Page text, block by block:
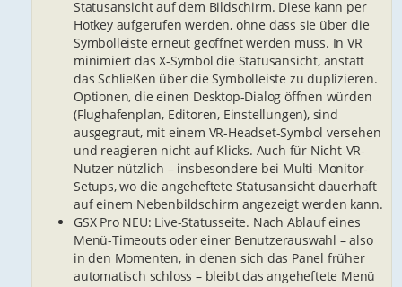
Statusansicht auf dem Bildschirm. Diese kann per
Hotkey aufgerufen werden, ohne dass sie über die
Symbolleiste erneut geöffnet werden muss. In VR
minimiert das X-Symbol die Statusansicht, anstatt
das Schließen über die Symbolleiste zu duplizieren.
Optionen, die einen Desktop-Dialog öffnen würden
(Flughafenplan, Editoren, Einstellungen), sind
ausgegraut, mit einem VR-Headset-Symbol versehen
und reagieren nicht auf Klicks. Auch für Nicht-VR-
Nutzer nützlich – insbesondere bei Multi-Monitor-
Setups, wo die angeheftete Statusansicht dauerhaft
auf einem Nebenbildschirm angezeigt werden kann.
GSX Pro NEU: Live-Statusseite. Nach Ablauf eines
Menü-Timeouts oder einer Benutzerauswahl – also
in den Momenten, in denen sich das Panel früher
automatisch schloss – bleibt das angeheftete Menü